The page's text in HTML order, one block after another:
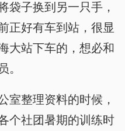
袋子换到另一只手，
正好有车到站，很显
大站下车的，想必和
。
室整理资料的时候，
个社团暑期的训练时